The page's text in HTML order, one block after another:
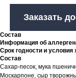
Заказать
Состав
Информация об
Срок годности и условия
Состав
Сахар-песок, мука
Москарпоне, сыр